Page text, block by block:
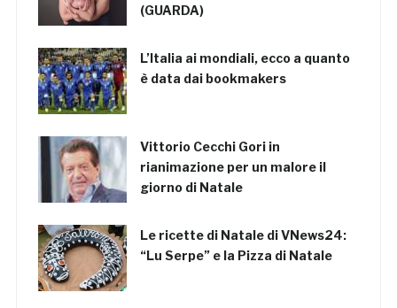
(GUARDA)
L’Italia ai mondiali, ecco a quanto
è data dai bookmakers
Vittorio Cecchi Gori in
rianimazione per un malore il
giorno di Natale
Le ricette di Natale di VNews24:
“Lu Serpe” e la Pizza di Natale